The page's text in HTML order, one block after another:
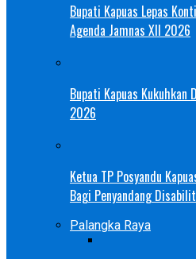
Bupati Kapuas Lepas
Agenda Jamnas XII 2026
Bupati Kapuas Kukuhkan
2026
Ketua TP Posyandu
Bagi Penyandang
Palangka Raya